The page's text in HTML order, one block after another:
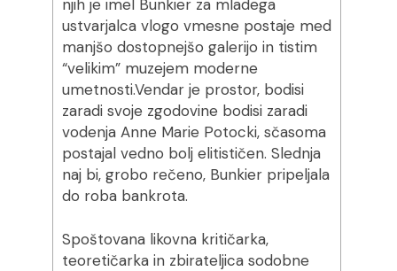
njih je imel Bunkier za mladega
ustvarjalca vlogo vmesne postaje med
manjšo dostopnejšo galerijo in tistim
“velikim” muzejem moderne
umetnosti.Vendar je prostor, bodisi
zaradi svoje zgodovine bodisi zaradi
vodenja Anne Marie Potocki, sčasoma
postajal vedno bolj elitističen. Slednja
naj bi, grobo rečeno, Bunkier pripeljala
do roba bankrota.
Spoštovana likovna kritičarka,
teoretičarka in zbirateljica sodobne